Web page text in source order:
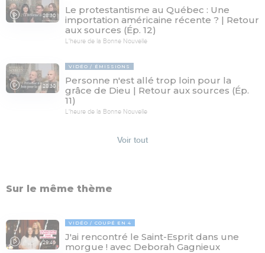
28:30
Le protestantisme au Québec : Une
importation américaine récente ? | Retour
aux sources (Ép. 12)
L'heure de la Bonne Nouvelle
28:30
VIDÉO ÉMISSIONS
Personne n'est allé trop loin pour la
grâce de Dieu | Retour aux sources (Ép.
11)
L'heure de la Bonne Nouvelle
Voir tout
Sur le même thème
29:46
VIDÉO COUPÉ EN 4
J'ai rencontré le Saint-Esprit dans une
morgue ! avec Deborah Gagnieux